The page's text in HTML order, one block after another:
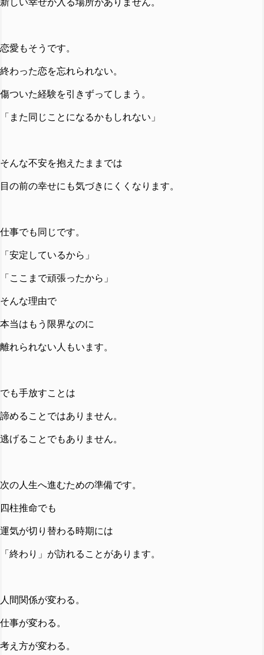
新しい幸せが入る場所がありません。
恋愛もそうです。
終わった恋を忘れられない。
傷ついた経験を引きずってしまう。
「また同じことになるかもしれない」
そんな不安を抱えたままでは
目の前の幸せにも気づきにくくなります。
仕事でも同じです。
「安定しているから」
「ここまで頑張ったから」
そんな理由で
本当はもう限界なのに
離れられない人もいます。
でも手放すことは
諦めることではありません。
逃げることでもありません。
次の人生へ進むための準備です。
四柱推命でも
運気が切り替わる時期には
「終わり」が訪れることがあります。
人間関係が変わる。
仕事が変わる。
考え方が変わる。